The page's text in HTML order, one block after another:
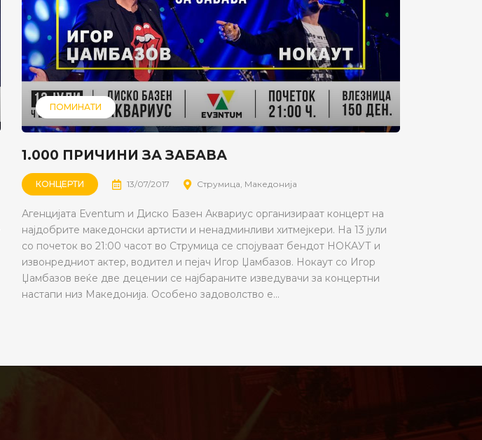
ПОМИНАТИ
1.000 ПРИЧИНИ ЗА ЗАБАВА
КОНЦЕРТИ 13/07/2017 Струмица, Македонија
Агенцијата Еventum и Диско Базен Аквариус организираат концерт на
најдобрите македонски артисти и ненадминливи хитмејкери. На 13 јули
со почеток во 21:00 часот во Струмица се спојуваат бендот НОКАУТ и
извонредниот актер, водител и пејач Игор Џамбазов. Нокаут со Игор
Џамбазов веќе две децении се најбараните изведувачи за концертни
настапи низ Македонија. Особено задоволство е...